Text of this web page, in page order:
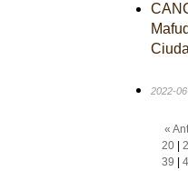
2022-
«
20|
39